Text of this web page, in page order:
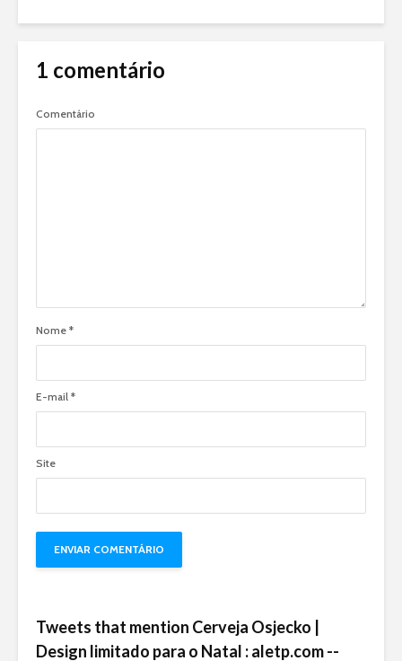
1 comentário
Comentário
Nome *
E-mail *
Site
Tweets that mention Cerveja Osjecko |
Design limitado para o Natal : aletp.com --